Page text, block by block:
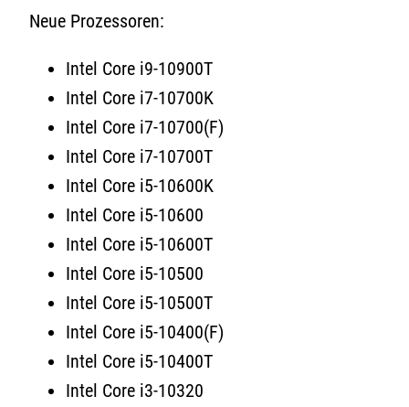
Neue Prozessoren:
Intel Core i9-10900T
Intel Core i7-10700K
Intel Core i7-10700(F)
Intel Core i7-10700T
Intel Core i5-10600K
Intel Core i5-10600
Intel Core i5-10600T
Intel Core i5-10500
Intel Core i5-10500T
Intel Core i5-10400(F)
Intel Core i5-10400T
Intel Core i3-10320